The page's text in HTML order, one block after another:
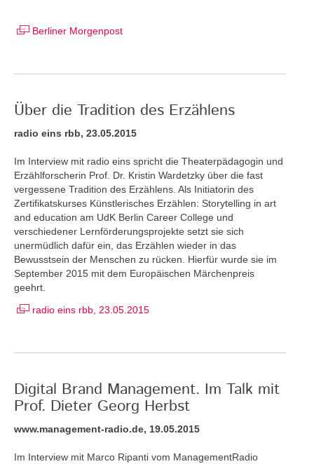
Berliner Morgenpost
Über die Tradition des Erzählens
radio eins rbb, 23.05.2015
Im Interview mit radio eins spricht die Theaterpädagogin und
Erzählforscherin Prof. Dr. Kristin Wardetzky über die fast
vergessene Tradition des Erzählens. Als Initiatorin des
Zertifikatskurses Künstlerisches Erzählen: Storytelling in art
and education am UdK Berlin Career College und
verschiedener Lernförderungsprojekte setzt sie sich
unermüdlich dafür ein, das Erzählen wieder in das
Bewusstsein der Menschen zu rücken. Hierfür wurde sie im
September 2015 mit dem Europäischen Märchenpreis
geehrt.
radio eins rbb, 23.05.2015
Digital Brand Management. Im Talk mit
Prof. Dieter Georg Herbst
www.management-radio.de, 19.05.2015
Im Interview mit Marco Ripanti vom ManagementRadio